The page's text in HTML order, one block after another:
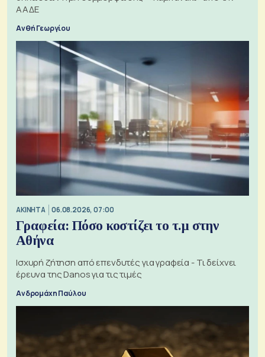
ΑΑΔΕ
Ανθή Γεωργίου
ΑΚΙΝΗΤΑ 06.08.2026, 07:00
Γραφεία: Πόσο κοστίζει το τ.μ στην
Αθήνα
Ισχυρή ζήτηση από επενδυτές για γραφεία - Τι δείχνει
έρευνα της Danos για τις τιμές
Ανδρομάχη Παύλου